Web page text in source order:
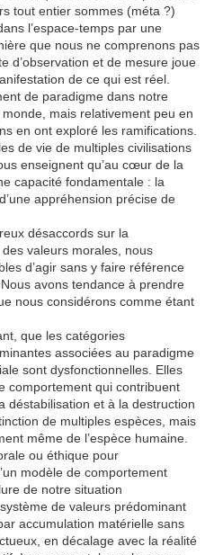
tout entier sommes (méta ?)
l’espace-temps par une
que nous ne comprenons pas
d’observation et de mesure joue
de ce qui est réel.
de paradigme dans notre
mais relativement peu en
en ont exploré les ramifications.
de vie de multiples civilisations
enseignent qu’au cœur de la
capacité fondamentale : la
appréhension précise de
désaccords sur la
valeurs morales, nous
d’agir sans y faire référence
avons tendance à prendre
nous considérons comme étant
que les catégories
associées au paradigme
sont dysfonctionnelles. Elles
comportement qui contribuent
déstabilisation et à la destruction
de multiples espèces, mais
même de l’espèce humaine.
ou éthique pour
modèle de comportement
de notre situation
de valeurs prédominant
accumulation matérielle sans
en décalage avec la réalité